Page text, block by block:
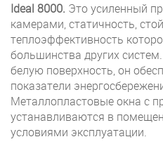
Ideal 8000. Это усиленный
камерами, статичность,
теплоэффективность
большинства других
белую поверхность, он
показатели
Металлопластовые окна с
устанавливаются в
условиями эксплуатации.